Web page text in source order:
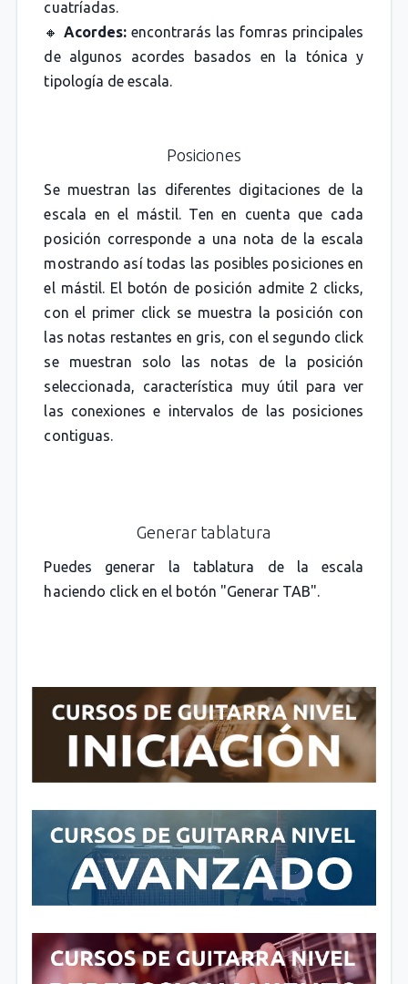
cuatríadas.
🔸 Acordes: encontrarás las fomras principales
de algunos acordes basados en la tónica y
tipología de escala.
Posiciones
Se muestran las diferentes digitaciones de la
escala en el mástil. Ten en cuenta que cada
posición corresponde a una nota de la escala
mostrando así todas las posibles posiciones en
el mástil. El botón de posición admite 2 clicks,
con el primer click se muestra la posición con
las notas restantes en gris, con el segundo click
se muestran solo las notas de la posición
seleccionada, característica muy útil para ver
las conexiones e intervalos de las posiciones
contiguas.
Generar tablatura
Puedes generar la tablatura de la escala
haciendo click en el botón "Generar TAB".